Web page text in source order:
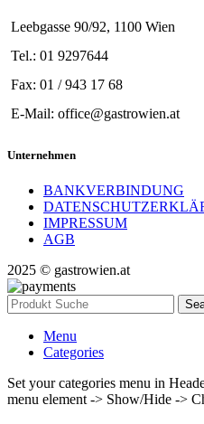
Leebgasse 90/92, 1100 Wien
Tel.: 01 9297644
Fax: 01 / 943 17 68
E-Mail: office@gastrowien.at
Unternehmen
BANKVERBINDUNG
IMPRESSUM
AGB
2025 © gastrowien.at
Menu
Categories
Set your categories menu in
menu element -> Show/Hide ->